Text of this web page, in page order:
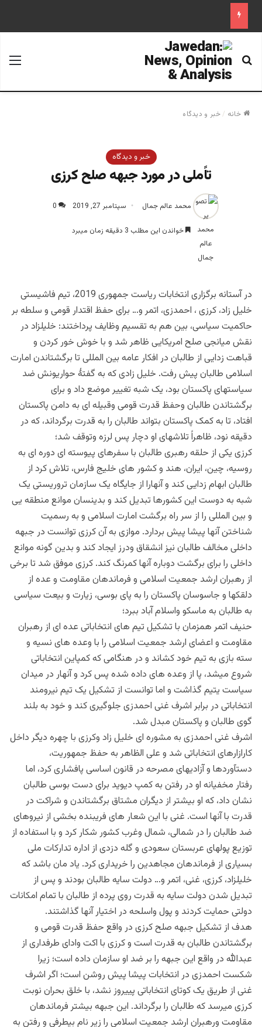
جستجو برای
خانه /خبر و دیدگاه
خبر و دیدگاه
تاًملی در مورد جبهه صلح کرزی
محمد عالم جمال سپتامبر 27, 2019 0
خواندن این مطلب 3 دقیقه زمان میبرد
در آستانه برگزاری انتخابات ریاست جمهوری 2019، تیم فاشیستی
خلیل زاد، کرزی ، احمدزی، اتمر و… برای حفظ اقتدار قومی و سلطه بر
حاکمیت سیاسی، بین هم به تقسیم وظایف پرداختند: خلیلزاد در
نقش میانجی صلح امریکایی ظاهر شد و با خوش خور کردن و
قباهت زدایی از طالبان در افکار عامه بین المللی تا برگشتاندن امارت
اسلامی طالبان پیش رفت. خلیل زادی که به گفتۀ حواریونش ضد
سیاستهای پاکستان بود، یک شبه تغییر موضع داد و برای
برگشتاندن طالبان وحفظ قدرت قومی وقبیله ای به دامن پاکستان
افتاد، تا به کمک پاکستان بتواند طالبان را به قدرت برگرداند، که در
دقیقه نود، ظاهراً تلاشهای او دچار پس لرزه وتوقف شد؛
کرزی یکی از حلقه رهبری طالبان با سفرهای پیوسته ای دوره ای به
روسیه، چین، ایران، هند و کشور های خلیج فارس، تلاش کرد از
طالبان ابهام زدایی کند و آنهارا از جایگاه یک سازمان تروریستی یک
شبه به دوست این کشورها تبدیل کند و بدینسان موانع منطقه یی
و بین المللی را از سر راه برگشت امارت اسلامی و به رسمیت
شناختن آنها پیشا پیش بردارد. موازی به آن کرزی توانست در جبهه
داخلی مخالف طالبان نیز انشقاق ودرز ایجاد کند و بدین گونه موانع
داخلی را برای برگشت دوباره آنها کمرنگ کند. کرزی موفق شد تا برخی
از رهبران ارشد جمعیت اسلامی و فرماندهان مقاومت و عده از
دلقکها و جاسوسان پاکستان را به پای بوسی، زیارت و بیعت سیاسی
به طالبان به ماسکو واسلام آباد ببرد؛
حنیف اتمر همزمان با تشکیل تیم های انتخاباتی عده ای از رهبران
مقاومت و اعضای ارشد جمعیت اسلامی را با وعده های نسیه و
سته بازی به تیم خود کشاند و در هنگامی که کمپاین انتخاباتی
شروع میشد، پا از وعده های داده شده پس کرد و آنهار در میدان
سیاست یتیم گذاشت و اما توانست از تشکیل یک تیم نیرومند
انتخاباتی در برابر اشرف غنی احمدزی جلوگیری کند و خود به بلند
گوی طالبان و پاکستان مبدل شد.
اشرف غنی احمدزی به مشوره ای خلیل زاد وکرزی با چهره دیگر داخل
کارازارهای انتخاباتی شد و علی الظاهر به حفظ جمهوریت،
دستآوردها و آزادیهای مصرحه در قانون اساسی پافشاری کرد، اما
رفتار مخفیانه او در رفتن به کمپ دیوید برای دست بوسی طالبان
نشان داد، که او بیشتر از دیگران مشتاق برگشتاندن و شراکت در
قدرت با آنها است. غنی با این شعار های فریبنده بخشی از نیروهای
ضد طالبان را در شمالی، شمال وغرب کشور شکار کرد و با استفاده از
توزیع پولهای عربستان سعودی و گله دزدی از اداره تدارکات ملی
بسیاری از فرماندهان مجاهدین را خریداری کرد. یاد مان باشد که
خلیلزاد، کرزی، غنی، اتمر و… دولت سایه طالبان بودند و پس از
تبدیل شدن دولت سایه به قدرت روی پرده از طالبان با تمام امکانات
دولتی حمایت کردند و پول واسلحه در اختیار آنها گذاشتند.
هدف از تشکیل جبهه صلح کرزی در واقع حفظ قدرت قومی و
برگشتاندن طالبان به قدرت است و کرزی با اکت وادای طرفداری از
عبدالله در واقع این جبهه را بر ضد او سازمان داده است؛ زیرا
شکست احمدزی در انتخابات پیشا پیش روشن است؛ اگر اشرف
غنی از طریق یک کوتای انتخاباتی پییروز نشد، با خلق بحران نوبت
کرزی میرسد که طالبان را برگرداند. این جبهه بیشتر فرماندهان
مقاومت ورهبران ارشد جمعیت اسلامی را زیر نام بیطرفی و رفتن به